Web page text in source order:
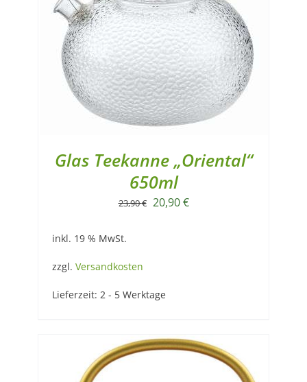
Glas Teekanne „Oriental“
650ml
23,90€ Ursprünglicher
20,90€Aktueller
inkl. 19 % MwSt.
zzgl. Versandkosten
Lieferzeit: 2 - 5 Werktage